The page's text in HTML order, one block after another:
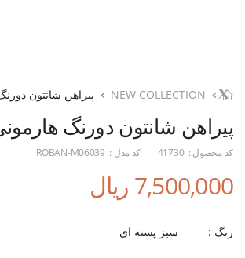
NEW COLLECTION پیراهن شانتون
پیراهن شانتون دورنگ
کد محصول : 41730 کد مدل : ROBAN-M06039
7,500,000 ریال
رنگ : سبز پسته ای